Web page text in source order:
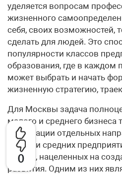
0
уделяется вопросам
жизненного
себя, своих возможностей,
сделать для людей. Это
популярности классов
образования, где в каждом
может выбрать и начать
жизненную стратегию,
Для Москвы задача
малого и среднего бизнеса
реализации отдельных
малых и средних
усилий, нацеленных на
развития. Одним из них